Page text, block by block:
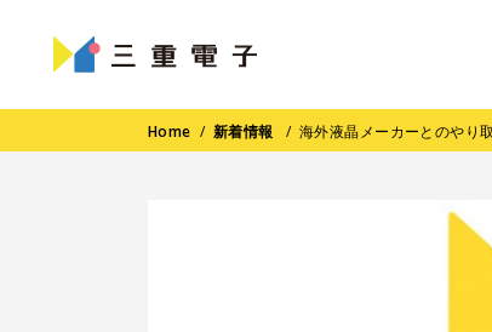
Home / 新着情報 /海外液晶メーカーとのやり